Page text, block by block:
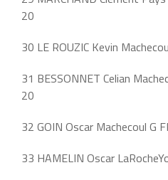
20
30 LE ROUZIC Kevin
31 BESSONNET Celian
20
32 GOIN Oscar Machecoul G
33 HAMELIN Oscar